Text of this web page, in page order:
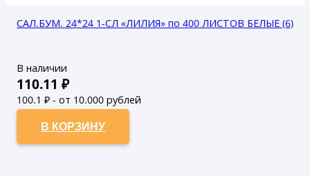
САЛ.БУМ. 24*24 1-СЛ «ЛИЛИЯ» по 400 ЛИСТОВ БЕЛЫЕ (6)
В наличии
110.11 ₽
100.1 ₽ - от 10.000 рублей
91₽ - от 50.000 рублей
В КОРЗИНУ